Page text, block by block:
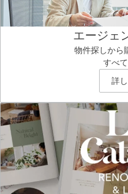
エージェ
物件探しから
すべ
詳